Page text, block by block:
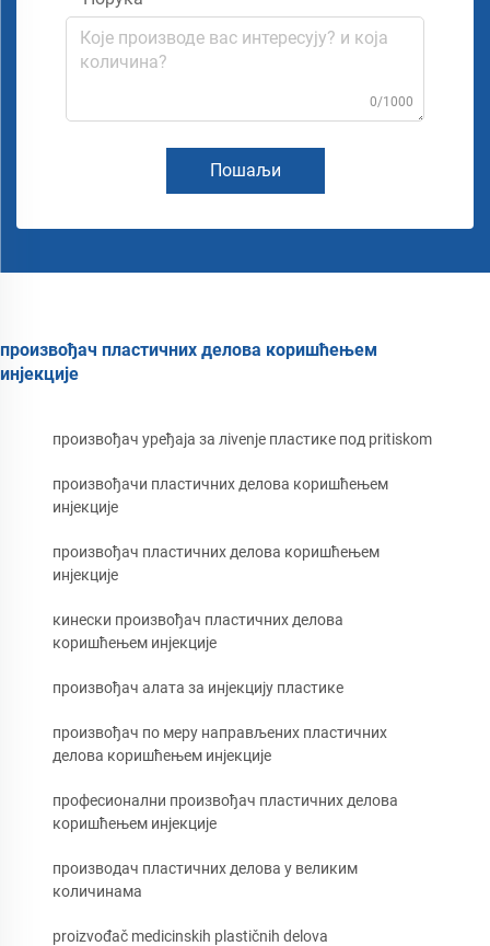
0/1000
Пошаљи
произвођач пластичних делова коришћењем
инјекције
произвођач уређаја за лivenje пластике под pritiskom
произвођачи пластичних делова коришћењем
инјекције
произвођач пластичних делова коришћењем
инјекције
кинески произвођач пластичних делова
коришћењем инјекције
произвођач алата за инјекцију пластике
произвођач по меру направљених пластичних
делова коришћењем инјекције
професионални произвођач пластичних делова
коришћењем инјекције
производач пластичних делова у великим
количинама
proizvođač medicinskih plastičnih delova